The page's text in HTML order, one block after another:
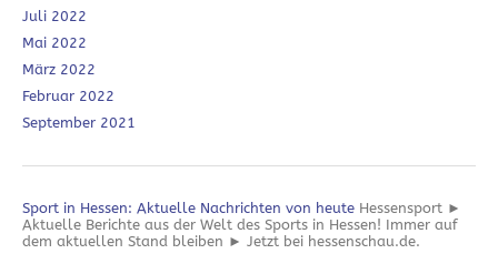
Juli 2022
Mai 2022
März 2022
Februar 2022
September 2021
Sport in Hessen: Aktuelle Nachrichten von heute Hessensport ►
Aktuelle Berichte aus der Welt des Sports in Hessen! Immer auf
dem aktuellen Stand bleiben ► Jetzt bei hessenschau.de.